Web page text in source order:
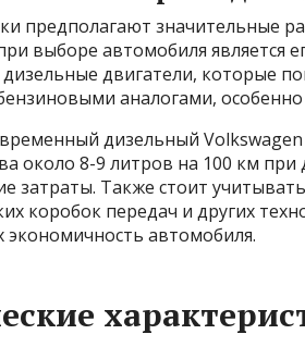
предполагают значительные
выборе автомобиля является
двигатели, которые
аналогами, особенно
дизельный
около 8-9 литров на 100 км
затраты. Также стоит
коробок передач и других
автомобиля.